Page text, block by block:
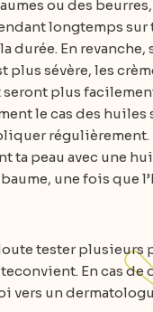
ou des
longtemps sur
durée. En revanche,
plus sévère, les
plus
le cas des
régulièrement.
ta peau avec une
une fois que
tester plusieurs
En cas de
vers un